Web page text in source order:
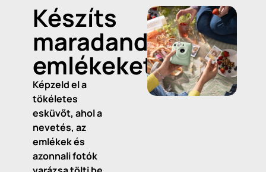
Készíts
maradandó
emlékeket!
Képzeld el a
tökéletes
esküvőt, ahol a
nevetés, az
emlékek és
azonnali fotók